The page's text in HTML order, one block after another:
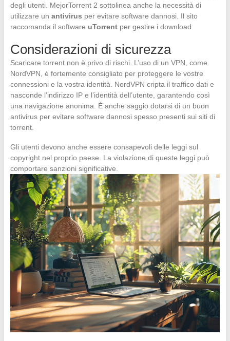
degli utenti. MejorTorrent 2 sottolinea anche la necessità di
utilizzare un antivirus per evitare software dannosi. Il sito
raccomanda il software uTorrentper gestire i download.
Considerazioni di sicurezza
Scaricare torrent non è privo di rischi. L’uso di un VPN, come
NordVPN, è fortemente consigliato per proteggere le vostre
connessioni e la vostra identità. NordVPN cripta il traffico dati e
nasconde l’indirizzo IP e l’identità dell’utente, garantendo così
una navigazione anonima. È anche saggio dotarsi di un buon
antivirus per evitare software dannosi spesso presenti sui siti di
torrent.
Gli utenti devono anche essere consapevoli delle leggi sul
copyright nel proprio paese. La violazione di queste leggi può
comportare sanzioni significative.